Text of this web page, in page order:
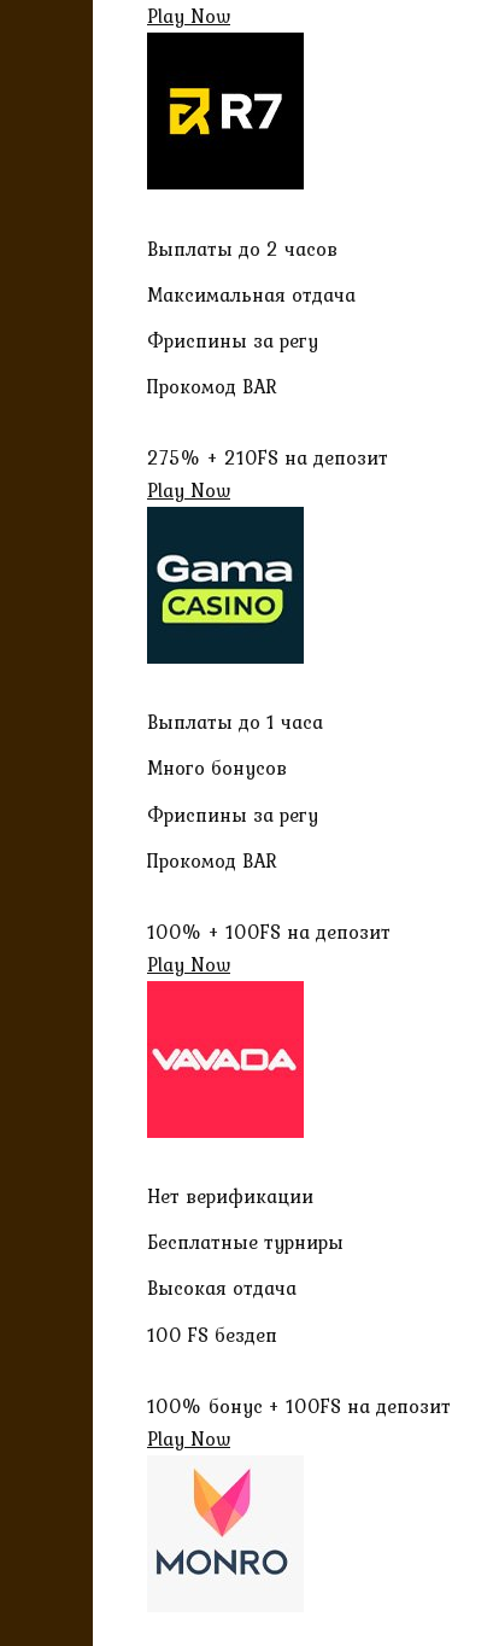
Play Now
Выплаты до 2 часов
Максимальная отдача
Фриспины за регу
Прокомод BAR
275% + 210FS на депозит
Play Now
Выплаты до 1 часа
Много бонусов
Фриспины за регу
Прокомод BAR
100% + 100FS на депозит
Play Now
Нет верификации
Бесплатные турниры
Высокая отдача
100 FS бездеп
100% бонус + 100FS на депозит
Play Now